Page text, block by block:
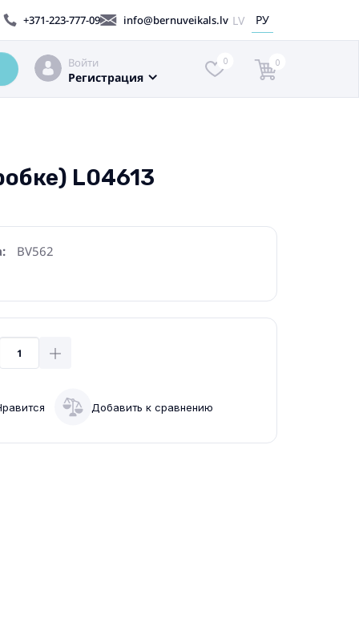
+371-223-777-09 info@bernuveikals.lv LV РУ
Войти
Регистрация
0 0
L04613
BV562
Добавить к сравнению